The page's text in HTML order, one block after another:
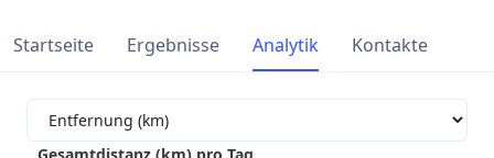
Startseite Ergebnisse Analytik Kontakte
Gesamtdistanz (km) pro Tag